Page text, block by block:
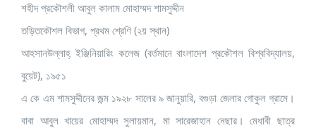
শহীদ প্রকৌশলী আবুল কালাম মোহাম্মদ শামসুদ্দীন
তড়িতকৌশল বিভাগ, প্রথম শ্রেণি (২য় স্থান)
আহসানউল্লাহ্‌ ইঞ্জিনিয়ারিং কলেজ (বর্তমানে বাংলাদেশ প্রকৌশল বিশ্ববিদ্যালয়,
বুয়েট), ১৯৫১
এ কে এম শামসুদ্দীনের জন্ম ১৯২৮ সালের ৯ জানুয়ারি, বগুড়া জেলার গোকুল গ্রামে।
বাবা আবুল খায়ের মোহাম্মদ সুলায়মান, মা সারেজাহান নেছার। মেধাবী ছাত্র